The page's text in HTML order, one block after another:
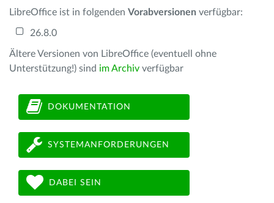
LibreOffice ist in folgenden Vorabversionen verfügbar:
26.8.0
Ältere Versionen von LibreOffice (eventuell ohne
Unterstützung!) sind im Archiv verfügbar
DOKUMENTATION
SYSTEMANFORDERUNGEN
DABEI SEIN